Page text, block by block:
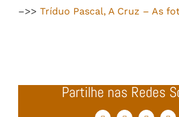
–>> Tríduo Pascal, A Cruz – As
Partilhe nas Redes